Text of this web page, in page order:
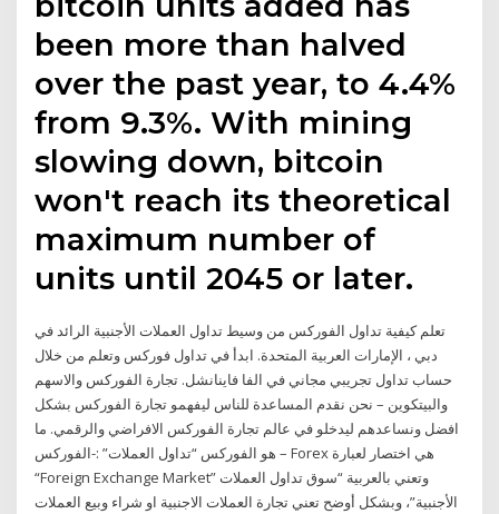
been more than halved
over the past year, to 4.4%
from 9.3%. With mining
slowing down, bitcoin
won't reach its theoretical
maximum number of
units until 2045 or later.
تعلم كيفية تداول الفوركس من وسيط تداول العملات الأجنبية الرائد في
دبي ، الإمارات العربية المتحدة. ابدأ في تداول فوركس وتعلم من خلال
حساب تداول تجريبي مجاني في الفا فاينانشل. تجارة الفوركس والاسهم
والبيتكوين – نحن نقدم المساعدة للناس ليفهمو تجارة الفوركس بشكل
افضل ونساعدهم ليدخلو في عالم تجارة الفوركس الافراضي والرقمي. ما
هو الفوركس “تداول العملات” :-الفوركس – Forex هي اختصار لعبارة
“Foreign Exchange Market” وتعني بالعربية “سوق تداول العملات
الأجنبية”، وبشكل أوضح تعني تجارة العملات الاجنبية او شراء وبيع العملات